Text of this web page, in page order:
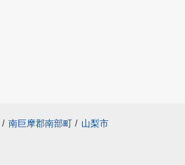
/ 南巨摩郡南部町 / 山梨市